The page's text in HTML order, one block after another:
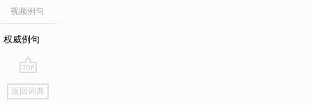
视频例句
权威例句
go
top
返回词典